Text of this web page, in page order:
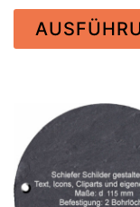
weist
auf.